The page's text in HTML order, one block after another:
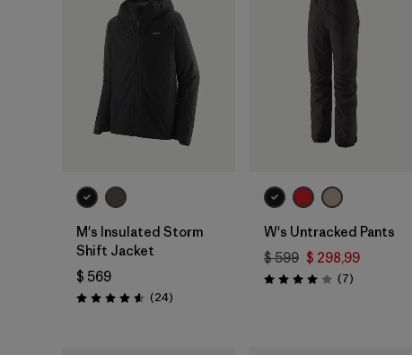
M's Insulated Storm
Shift Jacket
$ 569
Valoración: 4.6 / 5
(24Comentarios
)
W's Untracked Pants
$ 599 $ 298,99
Valoración: 4.0 / 5
(7Comentarios
)